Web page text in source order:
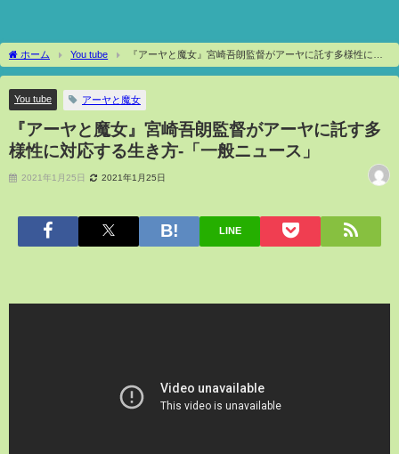
ホーム You tube
『アーヤと魔女』宮崎吾朗監督がアーヤに託す多様性に対
応する生き方-「一般ニュース」
You tube アーヤと魔女
『アーヤと魔女』宮崎吾朗監督がアーヤに託す多
様性に対応する生き方-「一般ニュース」
2021年1月25日 2021年1月25日
LINE